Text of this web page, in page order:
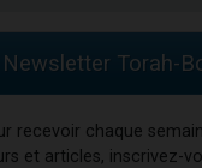
Torah-
recevoir chaque
et articles, inscrivez-